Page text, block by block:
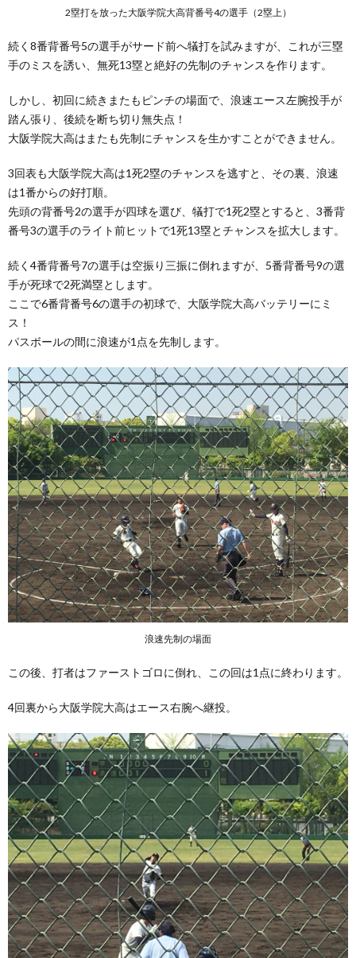
2塁打を放った大阪学院大高背番号4の選手（2塁上）
続く8番背番号5の選手がサード前へ犠打を試みますが、これが三塁
手のミスを誘い、無死13塁と絶好の先制のチャンスを作ります。
しかし、初回に続きまたもピンチの場面で、浪速エース左腕投手が
踏ん張り、後続を断ち切り無失点！
大阪学院大高はまたも先制にチャンスを生かすことができません。
3回表も大阪学院大高は1死2塁のチャンスを逃すと、その裏、浪速
は1番からの好打順。
先頭の背番号2の選手が四球を選び、犠打で1死2塁とすると、3番背
番号3の選手のライト前ヒットで1死13塁とチャンスを拡大します。
続く4番背番号7の選手は空振り三振に倒れますが、5番背番号9の選
手が死球で2死満塁とします。
ここで6番背番号6の選手の初球で、大阪学院大高バッテリーにミ
ス！
パスボールの間に浪速が1点を先制します。
浪速先制の場面
この後、打者はファーストゴロに倒れ、この回は1点に終わります。
4回裏から大阪学院大高はエース右腕へ継投。